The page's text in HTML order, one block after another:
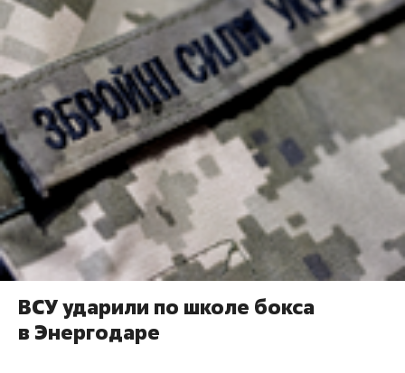
ВСУ ударили по школе бокса
в Энергодаре